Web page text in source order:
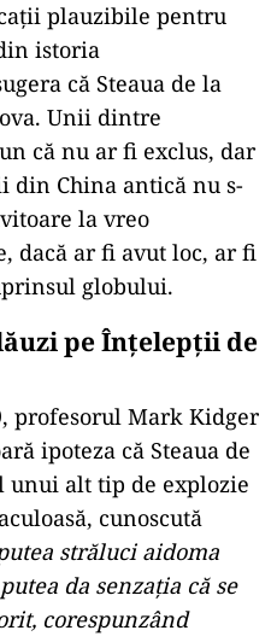
plauzibile pentru
istoria
că Steaua de la
Unii dintre
că nu ar fi exclus, dar
din China antică nu s-
la vreo
dacă ar fi avut loc, ar fi
globului.
pe Înţelepţii de
profesorul Mark Kidger
ipoteza că Steaua de
unui alt tip de explozie
cunoscută
străluci aidoma
da senzaţia că se
corespunzând